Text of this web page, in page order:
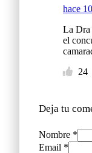
hace
La Dra
el
24
Deja tu
Nombre *
Email *